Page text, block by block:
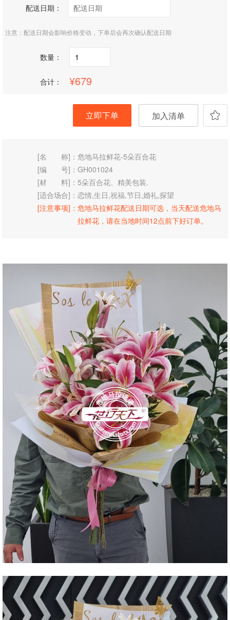
配送日期：
注意：配送日期会影响价格变动，下单后会再次确认配送日期
数量：
合计： 679
立即下单 加入清单
[名 称]：危地马拉鲜花-5朵百合花
[编 号]：GH001024
[材 料]：5朵百合花、精美包装.
[适合场合]：恋情,生日,祝福,节日,婚礼,探望
[注意事项]：危地马拉鲜花配送日期可选，当天配送危地马
拉鲜花，请在当地时间12点前下好订单。